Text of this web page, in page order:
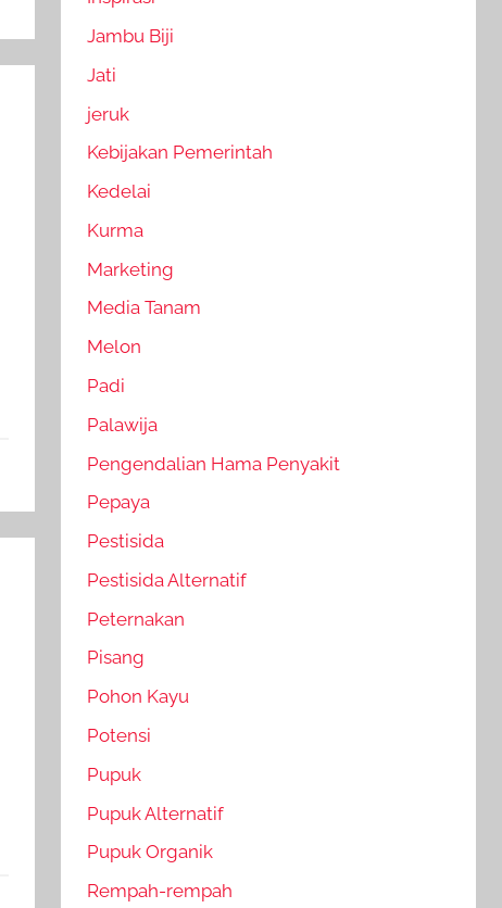
Jambu Biji
Jati
jeruk
Kebijakan Pemerintah
Kedelai
Kurma
Marketing
Media Tanam
Melon
Padi
Palawija
Pengendalian Hama Penyakit
Pepaya
Pestisida
Pestisida Alternatif
Peternakan
Pisang
Pohon Kayu
Potensi
Pupuk
Pupuk Alternatif
Pupuk Organik
Rempah-rempah